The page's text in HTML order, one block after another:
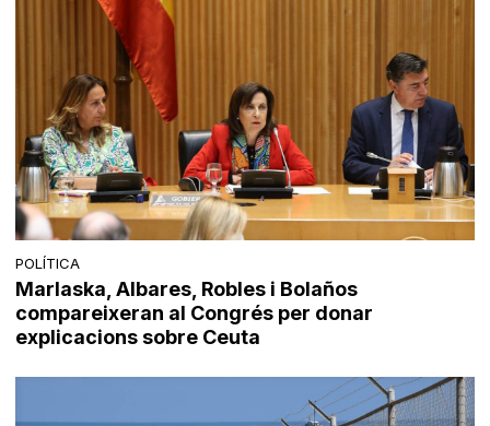
POLÍTICA
Marlaska, Albares, Robles i Bolaños
compareixeran al Congrés per donar
explicacions sobre Ceuta